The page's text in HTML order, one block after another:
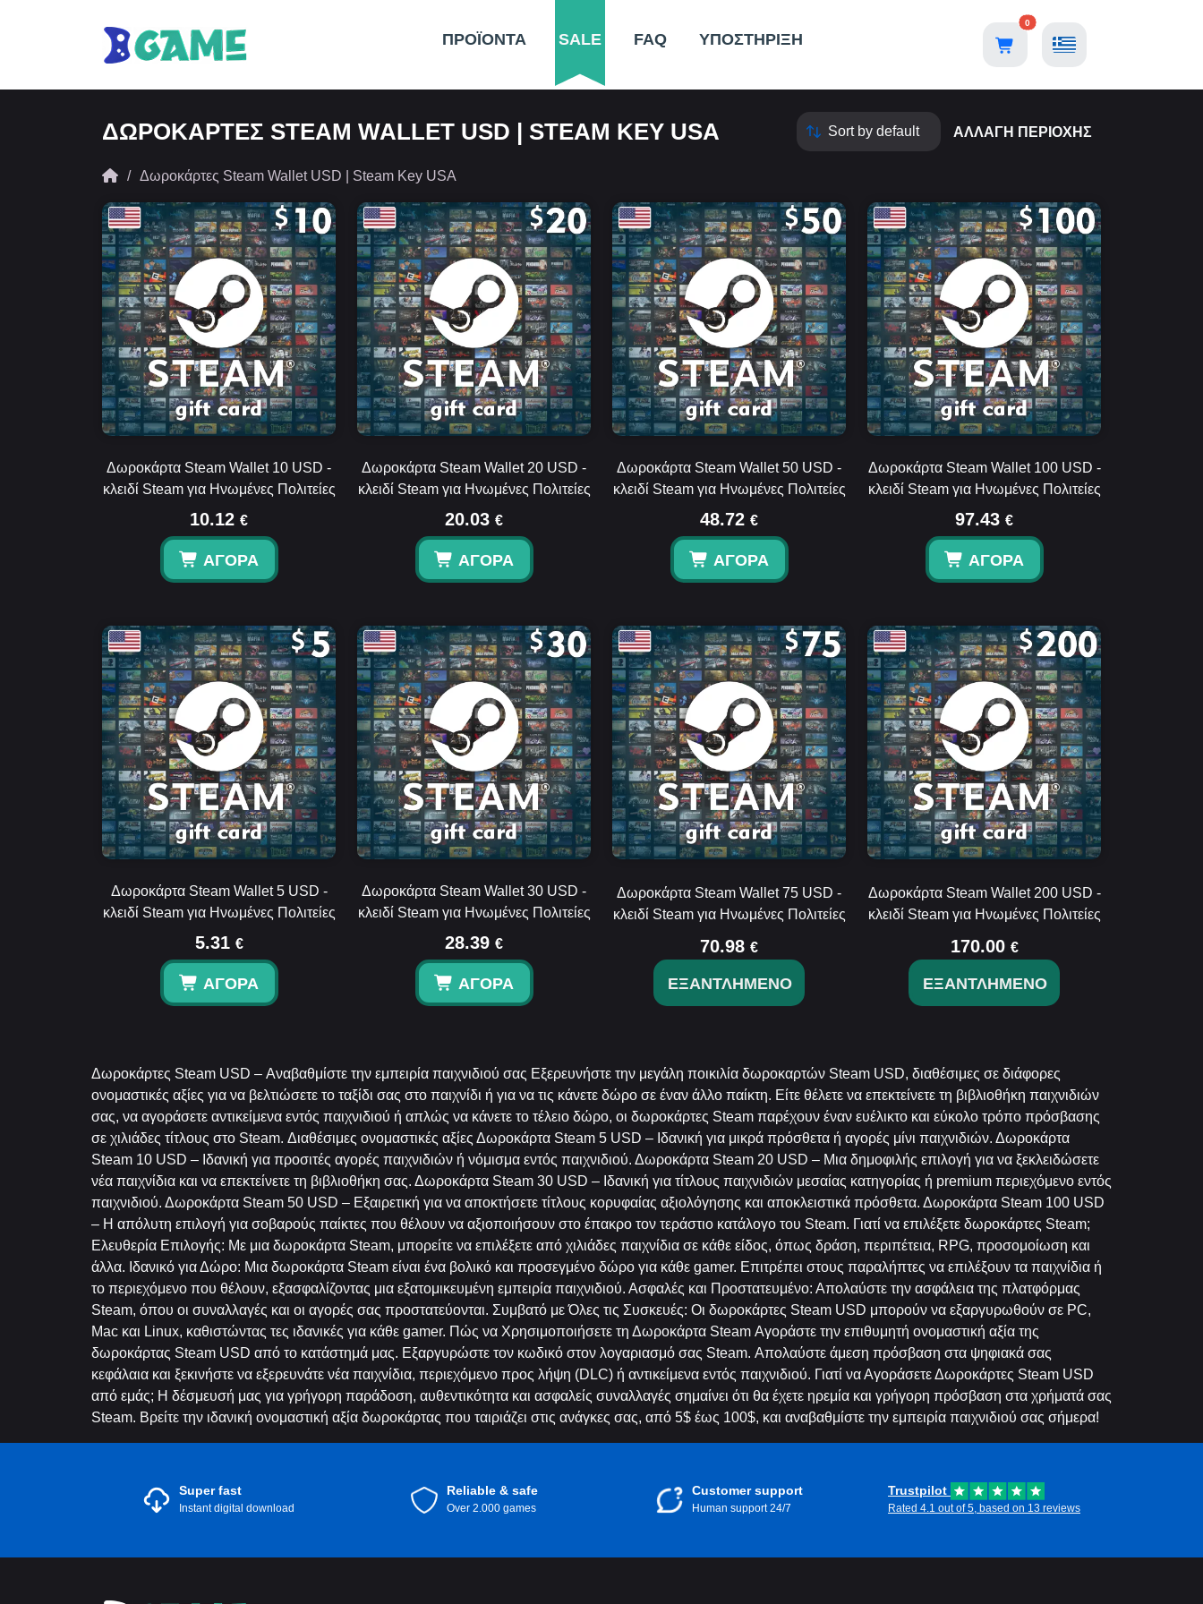
ΠΡΟΪΟΝΤΑ SALE FAQ ΥΠΟΣΤΗΡΙΞΗ
0
ΔΩΡΟΚΆΡΤΕΣ STEAM WALLET USD | STEAM KEY USA ΑΛΛΑΓΉ ΠΕΡΙΟΧΉΣ
Δωροκάρτες Steam Wallet USD | Steam Key USA
Δωροκάρτα Steam Wallet 10 USD -
κλειδί Steam για Ηνωμένες Πολιτείες
10.12 €
ΑΓΟΡΆ
Δωροκάρτα Steam Wallet 20 USD -
κλειδί Steam για Ηνωμένες Πολιτείες
20.03 €
ΑΓΟΡΆ
Δωροκάρτα Steam Wallet 50 USD -
κλειδί Steam για Ηνωμένες Πολιτείες
48.72 €
ΑΓΟΡΆ
Δωροκάρτα Steam Wallet 100 USD -
κλειδί Steam για Ηνωμένες Πολιτείες
97.43 €
ΑΓΟΡΆ
Δωροκάρτα Steam Wallet 5 USD -
κλειδί Steam για Ηνωμένες Πολιτείες
5.31 €
ΑΓΟΡΆ
Δωροκάρτα Steam Wallet 30 USD -
κλειδί Steam για Ηνωμένες Πολιτείες
28.39 €
ΑΓΟΡΆ
Δωροκάρτα Steam Wallet 75 USD -
κλειδί Steam για Ηνωμένες Πολιτείες
70.98 €
ΕΞΑΝΤΛΗΜΈΝΟ
Δωροκάρτα Steam Wallet 200 USD -
κλειδί Steam για Ηνωμένες Πολιτείες
170.00 €
ΕΞΑΝΤΛΗΜΈΝΟ
Δωροκάρτες Steam USD – Αναβαθμίστε την εμπειρία παιχνιδιού σας Εξερευνήστε την μεγάλη ποικιλία δωροκαρτών Steam USD, διαθέσιμες σε διάφορες
ονομαστικές αξίες για να βελτιώσετε το ταξίδι σας στο παιχνίδι ή για να τις κάνετε δώρο σε έναν άλλο παίκτη. Είτε θέλετε να επεκτείνετε τη βιβλιοθήκη παιχνιδιών
σας, να αγοράσετε αντικείμενα εντός παιχνιδιού ή απλώς να κάνετε το τέλειο δώρο, οι δωροκάρτες Steam παρέχουν έναν ευέλικτο και εύκολο τρόπο πρόσβασης
σε χιλιάδες τίτλους στο Steam. Διαθέσιμες ονομαστικές αξίες Δωροκάρτα Steam 5 USD – Ιδανική για μικρά πρόσθετα ή αγορές μίνι παιχνιδιών. Δωροκάρτα
Steam 10 USD – Ιδανική για προσιτές αγορές παιχνιδιών ή νόμισμα εντός παιχνιδιού. Δωροκάρτα Steam 20 USD – Μια δημοφιλής επιλογή για να ξεκλειδώσετε
νέα παιχνίδια και να επεκτείνετε τη βιβλιοθήκη σας. Δωροκάρτα Steam 30 USD – Ιδανική για τίτλους παιχνιδιών μεσαίας κατηγορίας ή premium περιεχόμενο εντός
παιχνιδιού. Δωροκάρτα Steam 50 USD – Εξαιρετική για να αποκτήσετε τίτλους κορυφαίας αξιολόγησης και αποκλειστικά πρόσθετα. Δωροκάρτα Steam 100 USD
– Η απόλυτη επιλογή για σοβαρούς παίκτες που θέλουν να αξιοποιήσουν στο έπακρο τον τεράστιο κατάλογο του Steam. Γιατί να επιλέξετε δωροκάρτες Steam;
Ελευθερία Επιλογής: Με μια δωροκάρτα Steam, μπορείτε να επιλέξετε από χιλιάδες παιχνίδια σε κάθε είδος, όπως δράση, περιπέτεια, RPG, προσομοίωση και
άλλα. Ιδανικό για Δώρο: Μια δωροκάρτα Steam είναι ένα βολικό και προσεγμένο δώρο για κάθε gamer. Επιτρέπει στους παραλήπτες να επιλέξουν τα παιχνίδια ή
το περιεχόμενο που θέλουν, εξασφαλίζοντας μια εξατομικευμένη εμπειρία παιχνιδιού. Ασφαλές και Προστατευμένο: Απολαύστε την ασφάλεια της πλατφόρμας
Steam, όπου οι συναλλαγές και οι αγορές σας προστατεύονται. Συμβατό με Όλες τις Συσκευές: Οι δωροκάρτες Steam USD μπορούν να εξαργυρωθούν σε PC,
Mac και Linux, καθιστώντας τες ιδανικές για κάθε gamer. Πώς να Χρησιμοποιήσετε τη Δωροκάρτα Steam Αγοράστε την επιθυμητή ονομαστική αξία της
δωροκάρτας Steam USD από το κατάστημά μας. Εξαργυρώστε τον κωδικό στον λογαριασμό σας Steam. Απολαύστε άμεση πρόσβαση στα ψηφιακά σας
κεφάλαια και ξεκινήστε να εξερευνάτε νέα παιχνίδια, περιεχόμενο προς λήψη (DLC) ή αντικείμενα εντός παιχνιδιού. Γιατί να Αγοράσετε Δωροκάρτες Steam USD
από εμάς; Η δέσμευσή μας για γρήγορη παράδοση, αυθεντικότητα και ασφαλείς συναλλαγές σημαίνει ότι θα έχετε ηρεμία και γρήγορη πρόσβαση στα χρήματά σας
Steam. Βρείτε την ιδανική ονομαστική αξία δωροκάρτας που ταιριάζει στις ανάγκες σας, από 5$ έως 100$, και αναβαθμίστε την εμπειρία παιχνιδιού σας σήμερα!
Super fast
Instant digital download
Reliable & safe
Over 2.000 games
Customer support
Human support 24/7
Trustpilot
Rated 4.1 out of 5, based on 13 reviews